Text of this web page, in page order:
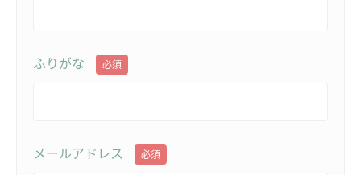
ふりがな 必須
メールアドレス 必須